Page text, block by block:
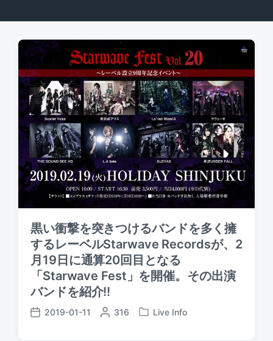
黒い衝撃を突きつけるバンドを多く擁
するレーベルStarwave Recordsが、2
月19日に通算20回目となる
「Starwave Fest」を開催。その出演
バンドを紹介!!
P
2019-01-11
P
316
P
Live Info